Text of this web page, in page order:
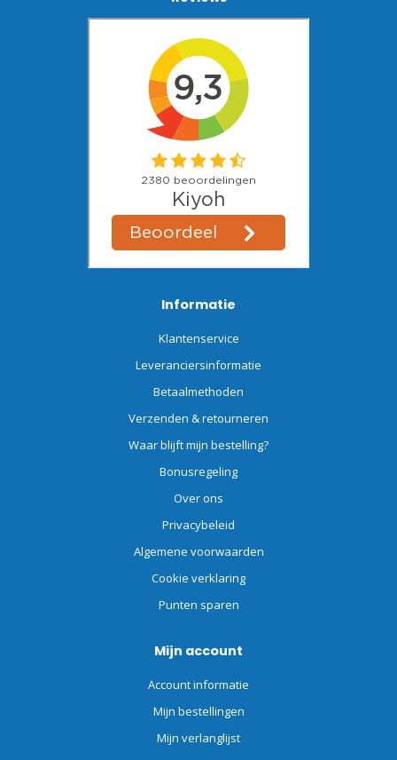
Informatie
Klantenservice
Leveranciersinformatie
Betaalmethoden
Verzenden & retourneren
Waar blijft mijn bestelling?
Bonusregeling
Over ons
Privacybeleid
Algemene voorwaarden
Cookie verklaring
Punten sparen
Mijn account
Account informatie
Mijn bestellingen
Mijn verlanglijst